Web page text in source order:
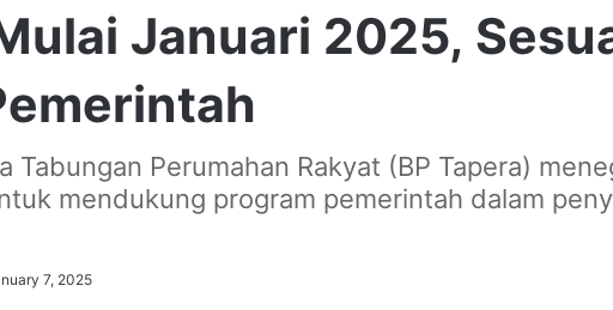
Januari 2025,
Tabungan Perumahan Rakyat (BP Tapera)
mendukung program pemerintah dalam
7, 2025